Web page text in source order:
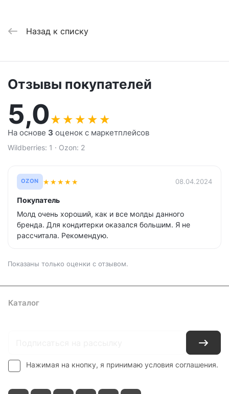
Назад к списку
Отзывы покупателей
5,0★ ★ ★ ★ ★
На основе 3 оценок с маркетплейсов
Wildberries: 1 · Ozon: 2
OZON ★★★★★ 08.04.2024
Покупатель
Молд очень хороший, как и все молды данного
бренда. Для кондитерки оказался большим. Я не
рассчитала. Рекомендую.
Показаны только оценки с отзывом.
Каталог
Нажимая на кнопку, я принимаю условия соглашения.